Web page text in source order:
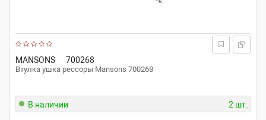
MANSONS 700268
Втулка ушка рессоры Mansons 700268
В наличии 2 шт.